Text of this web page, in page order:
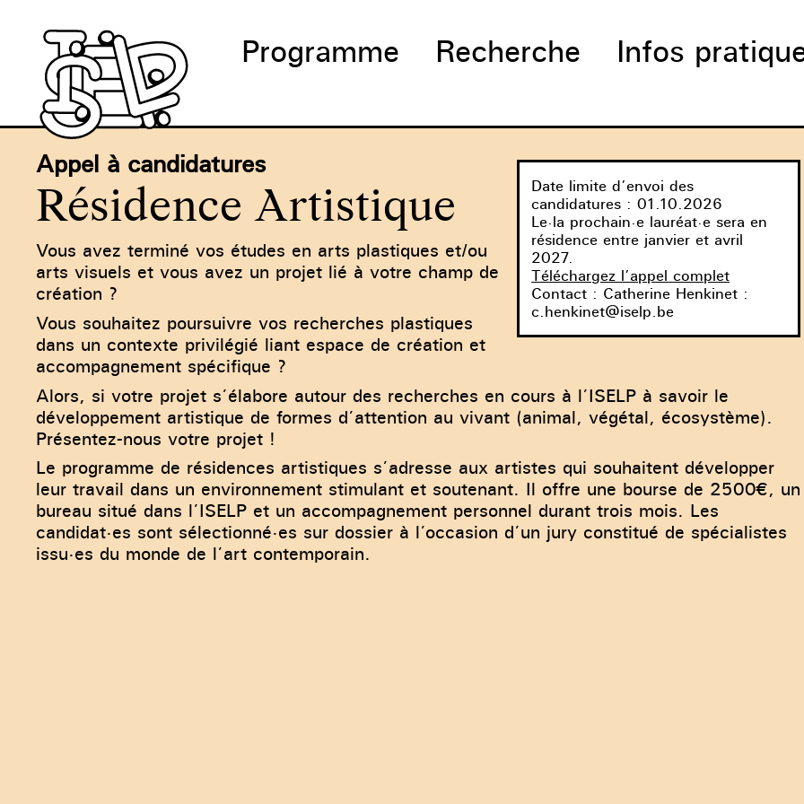
Programme Recherche Infos
Date limite d’envoi des
candidatures : 01.10.2026
Le·la prochain·e lauréat·e sera en
résidence entre janvier et avril
2027.
Téléchargez l’appel complet
Contact : Catherine Henkinet :
c.henkinet@iselp.be
Appel à candidatures
Résidence Artistique
Vous avez terminé vos études en arts plastiques et/ou
arts visuels et vous avez un projet lié à votre champ de
création ?
Vous souhaitez poursuivre vos recherches plastiques
dans un contexte privilégié liant espace de création et
accompagnement spécifique ?
Alors, si votre projet s’élabore autour des recherches en cours à l’ISELP à savoir le
développement artistique de formes d’attention au vivant (animal, végétal, écosystème).
Présentez-nous votre projet !
Le programme de résidences artistiques s’adresse aux artistes qui souhaitent développer
leur travail dans un environnement stimulant et soutenant. Il offre une bourse de 2500€, un
bureau situé dans l’ISELP et un accompagnement personnel durant trois mois. Les
candidat·es sont sélectionné·es sur dossier à l’occasion d’un jury constitué de spécialistes
issu·es du monde de l’art contemporain.